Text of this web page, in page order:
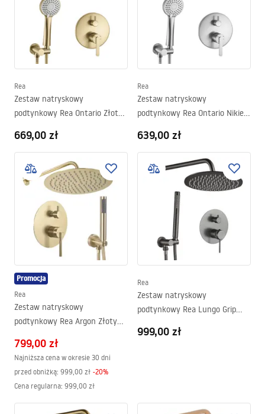
Rea
Zestaw natryskowy
podtynkowy Rea Ontario Złoty
669,00 zł
Rea
Zestaw natryskowy
podtynkowy Rea Ontario Nikiel
639,00 zł
Promocja
Rea
Zestaw natryskowy
podtynkowy Rea Argon Złoty
799,00 zł
Najniższa cena w okresie 30 dni
przed obniżką: 999,00 zł -20%
Cena regularna: 999,00 zł
Rea
Zestaw natryskowy
podtynkowy Rea Lungo Grip
999,00 zł